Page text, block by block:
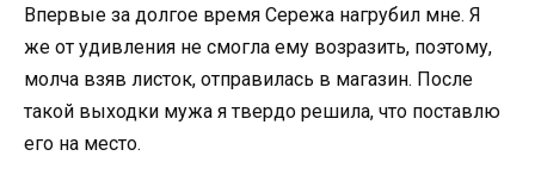
Впервые за долгое время Сережа нагрубил мне. Я
же от удивления не смогла ему возразить, поэтому,
молча взяв листок, отправилась в магазин. После
такой выходки мужа я твердо решила, что поставлю
его на место.